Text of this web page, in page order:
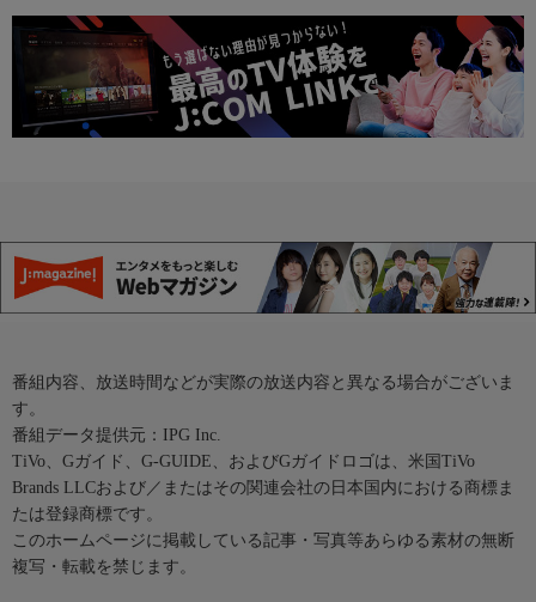
番組内容、放送時間などが実際の放送内容と異なる場合がございま
す。
番組データ提供元：IPG Inc.
TiVo、Gガイド、G-GUIDE、およびGガイドロゴは、米国TiVo
Brands LLCおよび／またはその関連会社の日本国内における商標ま
たは登録商標です。
このホームページに掲載している記事・写真等あらゆる素材の無断
複写・転載を禁じます。